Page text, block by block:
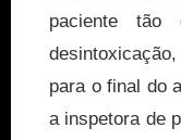
paciente tão
para o final do
a inspetora de